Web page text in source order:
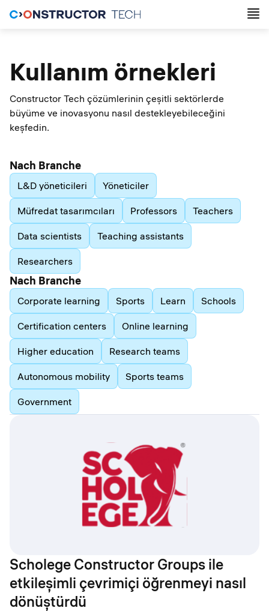
Kullanım örnekleri
Constructor Tech çözümlerinin çeşitli sektörlerde
büyüme ve inovasyonu nasıl destekleyebileceğini
keşfedin.
Nach Branche
L&D yöneticileri Yöneticiler
Müfredat tasarımcıları Professors Teachers
Data scientists Teaching assistants
Researchers
Nach Branche
Corporate learning Sports Learn Schools
Certification centers Online learning
Higher education Research teams
Autonomous mobility Sports teams
Government
Scholege Constructor Groups ile
etkileşimli çevrimiçi öğrenmeyi nasıl
dönüştürdü